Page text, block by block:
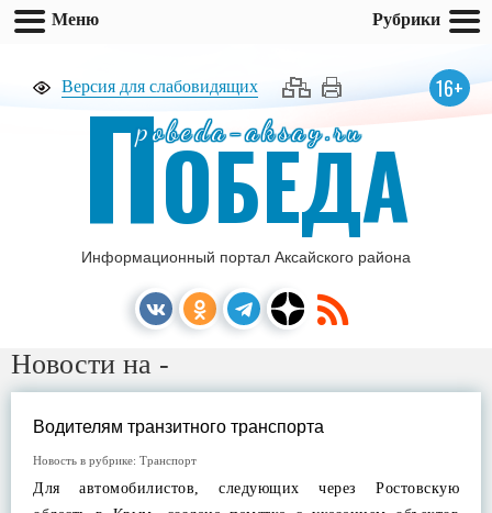
Версия для слабовидящих 16+
pobeda-aksay.ru
ПОБЕДА
Информационный портал Аксайского района
Новости на -
Водителям транзитного транспорта
Новость в рубрике: Транспорт
Для автомобилистов, следующих через Ростовскую
Меню Рубрики